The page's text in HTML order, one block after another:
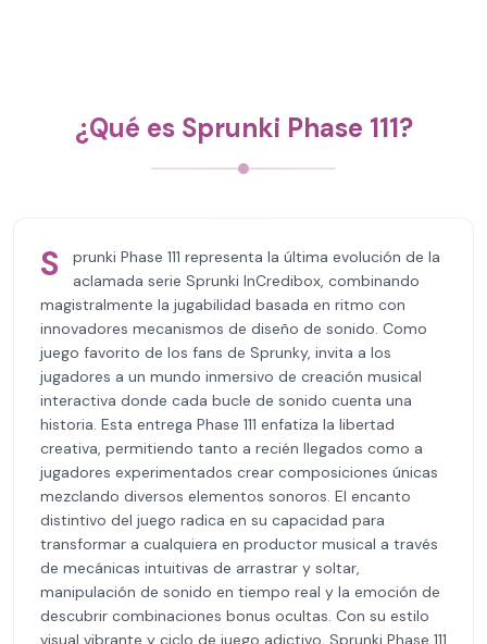
¿Qué es Sprunki Phase 111?
S
prunki Phase 111 representa la última evolución de la
aclamada serie Sprunki InCredibox, combinando
magistralmente la jugabilidad basada en ritmo con
innovadores mecanismos de diseño de sonido. Como
juego favorito de los fans de Sprunky, invita a los
jugadores a un mundo inmersivo de creación musical
interactiva donde cada bucle de sonido cuenta una
historia. Esta entrega Phase 111 enfatiza la libertad
creativa, permitiendo tanto a recién llegados como a
jugadores experimentados crear composiciones únicas
mezclando diversos elementos sonoros. El encanto
distintivo del juego radica en su capacidad para
transformar a cualquiera en productor musical a través
de mecánicas intuitivas de arrastrar y soltar,
manipulación de sonido en tiempo real y la emoción de
descubrir combinaciones bonus ocultas. Con su estilo
visual vibrante y ciclo de juego adictivo, Sprunki Phase 111